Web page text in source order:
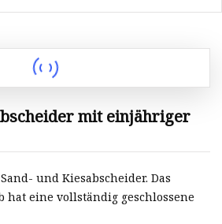
mit einjähriger
und Kiesabscheider. Das
eine vollständig geschlossene